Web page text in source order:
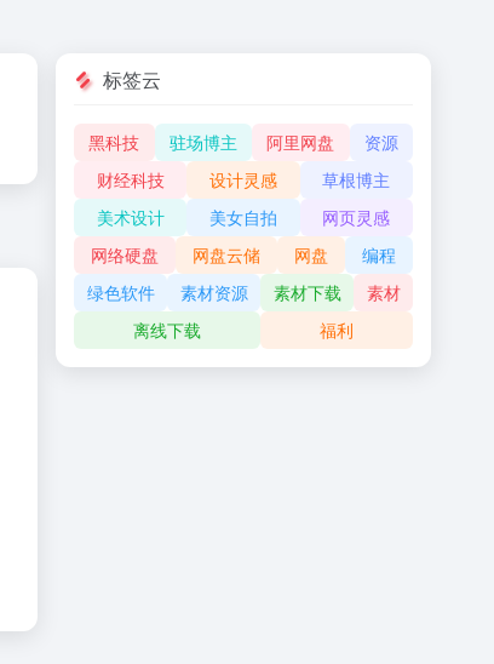
标签云
黑科技 驻场博主 阿里网盘
资源
财经科技
设计灵感
草根博主
美术设计
美女自拍
网页灵感
网络硬盘
网盘云储 网盘
编程
绿色软件
素材资源 素材下载
素材
离线下载
福利